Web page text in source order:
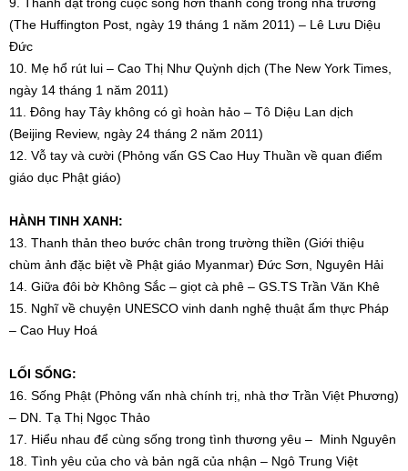
(The Huffington Post, ngày 19 tháng 1 năm 2011) – Lê Lưu Diệu
Đức
10. Mẹ hổ rút lui – Cao Thị Như Quỳnh dịch (The New York Times,
ngày 14 tháng 1 năm 2011)
11. Đông hay Tây không có gì hoàn hảo – Tô Diệu Lan dịch
(Beijing Review, ngày 24 tháng 2 năm 2011)
12. Vỗ tay và cười (Phỏng vấn GS Cao Huy Thuần về quan điểm
giáo dục Phật giáo)
HÀNH TINH XANH:
13. Thanh thản theo bước chân trong trường thiền (Giới thiệu
chùm ảnh đặc biệt về Phật giáo Myanmar) Đức Sơn, Nguyên Hải
14. Giữa đôi bờ Không Sắc – giọt cà phê – GS.TS Trần Văn Khê
15. Nghĩ về chuyện UNESCO vinh danh nghệ thuật ẩm thực Pháp
– Cao Huy Hoá
LỐI SỐNG:
16. Sống Phật (Phỏng vấn nhà chính trị, nhà thơ Trần Việt Phương)
– DN. Tạ Thị Ngọc Thảo
17. Hiểu nhau để cùng sống trong tình thương yêu – Minh Nguyên
18. Tình yêu của cho và bản ngã của nhận – Ngô Trung Việt